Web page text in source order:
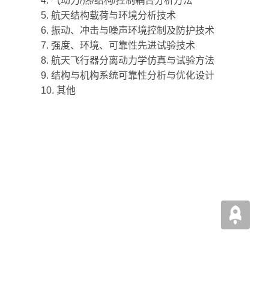
5. 航天结构载荷与环境分析技术
6. 振动、冲击与噪声环境控制及防护技术
7. 强度、环境、可靠性先进试验技术
8. 航天飞行器分离动力学仿真与试验方法
9. 结构与机构系统可靠性分析与优化设计
10. 其他